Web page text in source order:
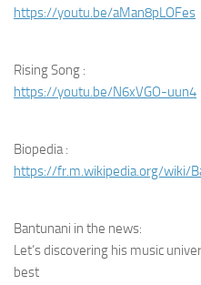
https://youtu.be/aMan8pLOFes
Rising Song :
https://youtu.be/N6xVGO-uun4
Biopedia :
https://fr.m.wikipedia.org/wiki/
Bantunani in the news:
Let’s discovering his music
best